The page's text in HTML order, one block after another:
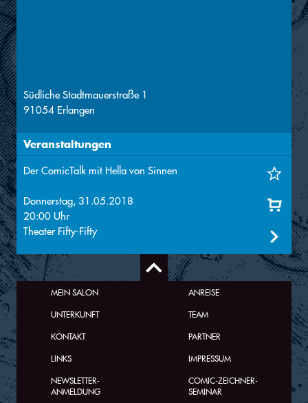
Südliche Stadtmauerstraße 1
91054 Erlangen
Veranstaltungen
Der ComicTalk mit Hella von Sinnen
Donnerstag, 31.05.2018
20:00 Uhr
Theater Fifty-Fifty
MEIN SALON
ANREISE
UNTERKUNFT
TEAM
KONTAKT
PARTNER
LINKS
IMPRESSUM
NEWSLETTER-
ANMELDUNG
COMIC-ZEICHNER-
SEMINAR